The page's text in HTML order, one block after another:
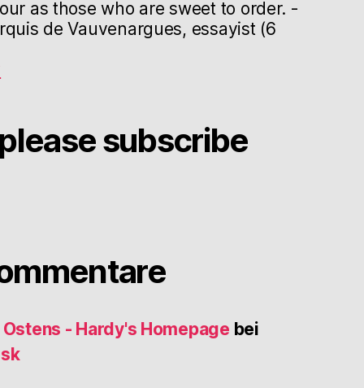
as those who are sweet to order. -
de Vauvenargues, essayist (6
subscribe
- Hardy's Homepage bei